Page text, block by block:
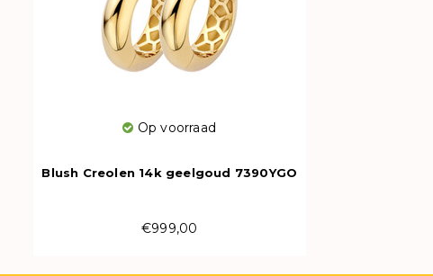
Op voorraad
Blush Creolen 14k geelgoud 7390YGO
€999,00